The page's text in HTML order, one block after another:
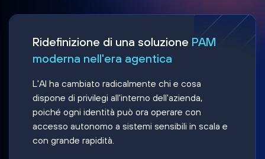
Ridefinizione di una soluzione PAM
moderna nell'era agentica
L'AI ha cambiato radicalmente chi e cosa
dispone di privilegi all'interno dell'azienda,
poiché ogni identità può ora operare con
accesso autonomo a sistemi sensibili in scala e
con grande rapidità.